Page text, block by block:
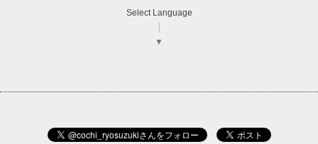
Select Language
▼